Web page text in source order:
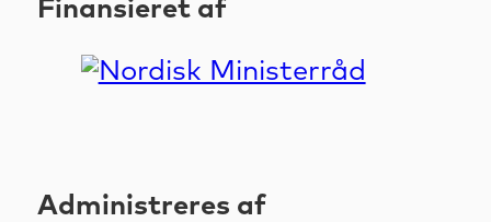
Finansieret af
Administreres af